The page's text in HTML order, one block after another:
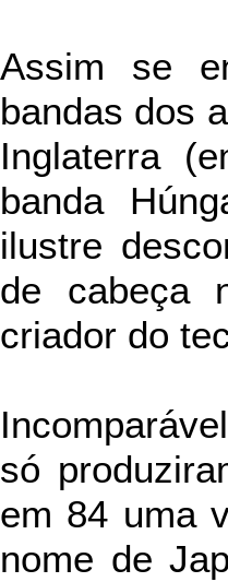
Assim se
bandas dos
Inglaterra
banda
ilustre
de cabeça
criador do
só
em 84 uma
nome de